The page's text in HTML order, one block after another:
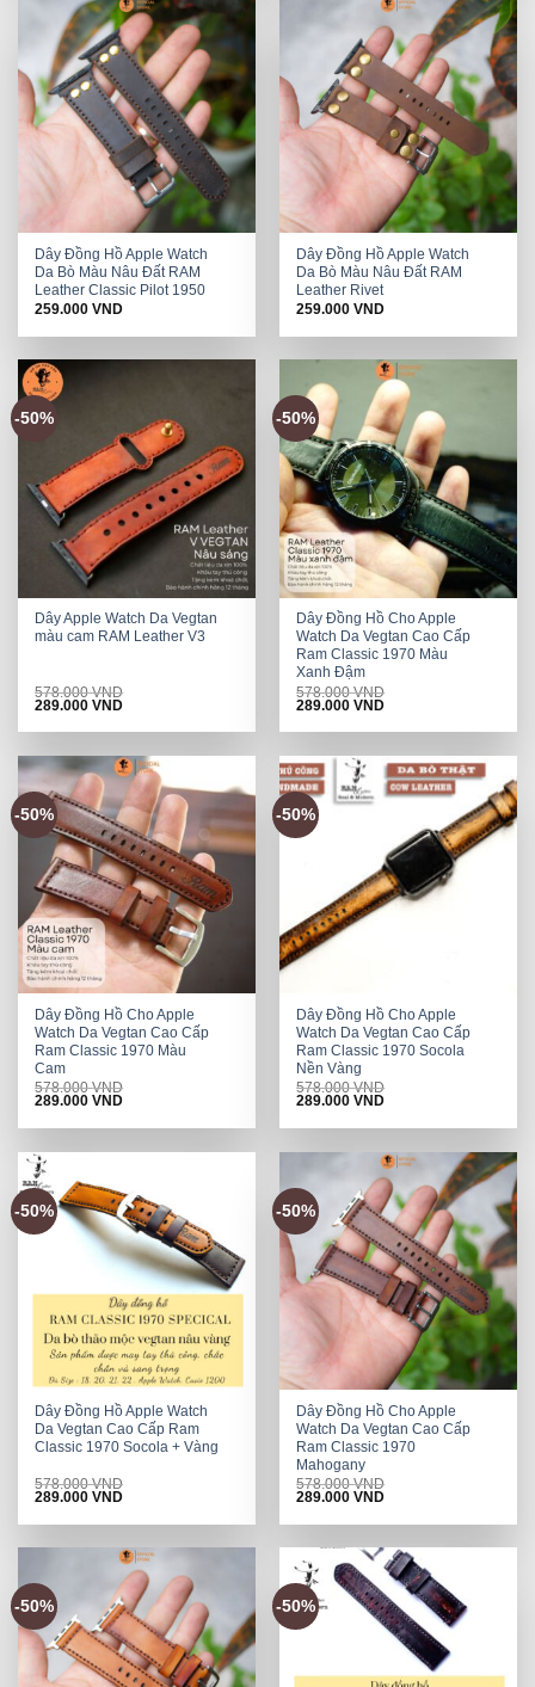
Dây Đồng Hồ Apple Watch
Da Bò Màu Nâu Đất RAM
Leather Classic Pilot 1950
259.000VND
Dây Đồng Hồ Apple Watch
Da Bò Màu Nâu Đất RAM
Leather Rivet
259.000VND
-50%
Dây Apple Watch Da Vegtan
màu cam RAM Leather V3
578.000VND
Original
was:
289.000VNDCurrent
is:
-50%
Dây Đồng Hồ Cho Apple
Watch Da Vegtan Cao Cấp
Ram Classic 1970 Màu
Xanh Đậm
578.000VND
Original
was:
289.000VNDCurrent
is:
-50%
Dây Đồng Hồ Cho Apple
Watch Da Vegtan Cao Cấp
Ram Classic 1970 Màu
Cam
578.000VND
Original
was:
289.000VNDCurrent
is:
-50%
Dây Đồng Hồ Cho Apple
Watch Da Vegtan Cao Cấp
Ram Classic 1970 Socola
Nền Vàng
578.000VND
Original
was:
289.000VNDCurrent
is:
-50%
Dây Đồng Hồ Apple Watch
Da Vegtan Cao Cấp Ram
Classic 1970 Socola + Vàng
578.000VND
Original
was:
289.000VNDCurrent
is:
-50%
Dây Đồng Hồ Cho Apple
Watch Da Vegtan Cao Cấp
Ram Classic 1970
Mahogany
578.000VND
Original
was:
289.000VNDCurrent
is:
-50% -50%